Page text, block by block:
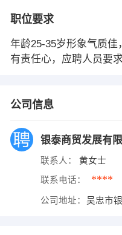
职位要求
年龄25-35岁形象气质佳
有责任心，应聘人员要
公司信息
银泰商贸发展有
联系人： 黄女士
联系电话： ****
公司地址： 吴忠市